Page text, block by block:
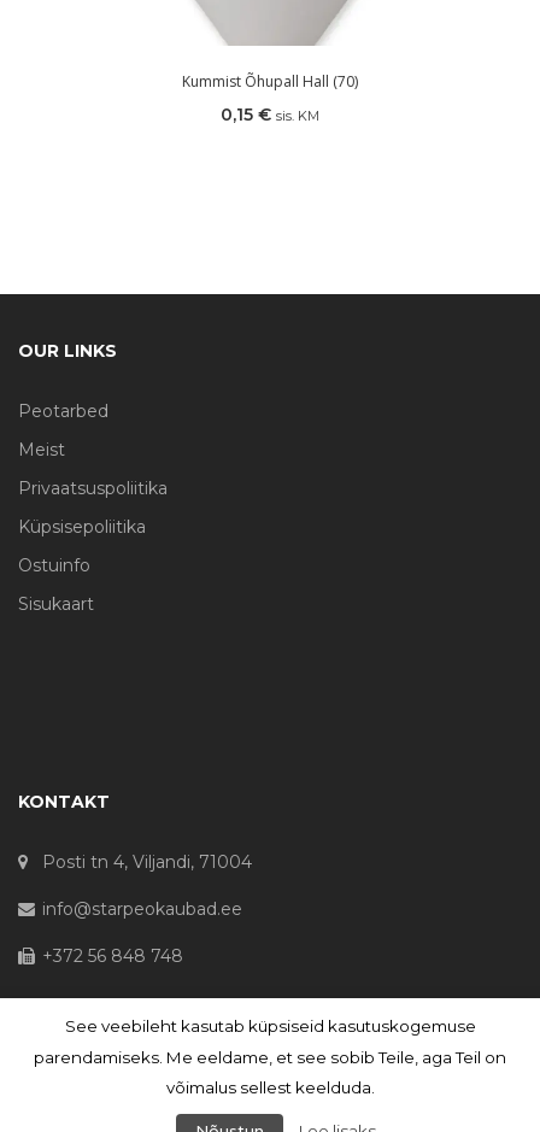
Kummist Õhupall Hall (70)
0,15 € sis. KM
OUR LINKS
Peotarbed
Meist
Privaatsuspoliitika
Küpsisepoliitika
Ostuinfo
Sisukaart
KONTAKT
Posti tn 4, Viljandi, 71004
info@starpeokaubad.ee
+372 56 848 748
© Haljaste OÜ 2020 - Registrikood 10645867
See veebileht kasutab küpsiseid kasutuskogemuse
parendamiseks. Me eeldame, et see sobib Teile, aga Teil on
võimalus sellest keelduda.